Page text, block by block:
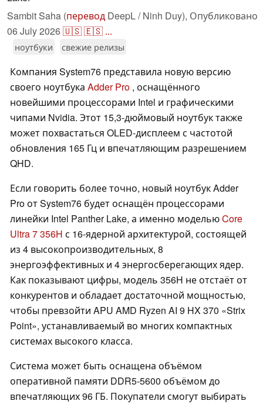
Sambit Saha (перевод DeepL / Ninh Duy), Опубликовано
06 July 2026🇺🇸🇪🇸 ...
ноутбуки свежие релизы
Компания System76 представила новую версию
своего ноутбука Adder Pro , оснащённого
новейшими процессорами Intel и графическими
чипами Nvidia. Этот 15,3-дюймовый ноутбук также
может похвастаться OLED-дисплеем с частотой
обновления 165 Гц и впечатляющим разрешением
QHD.
Если говорить более точно, новый ноутбук Adder
Pro от System76 будет оснащён процессорами
линейки Intel Panther Lake, а именно модельюCore
Ultra 7 356H с 16-ядерной архитектурой, состоящей
из 4 высокопроизводительных, 8
энергоэффективных и 4 энергосберегающих ядер.
Как показывают цифры, модель 356H не отстаёт от
конкурентов и обладает достаточной мощностью,
чтобы превзойти APU AMD Ryzen AI 9 HX 370 «Strix
Point», устанавливаемый во многих компактных
системах высокого класса.
Система может быть оснащена объёмом
оперативной памяти DDR5-5600 объёмом до
впечатляющих 96 ГБ. Покупатели смогут выбирать